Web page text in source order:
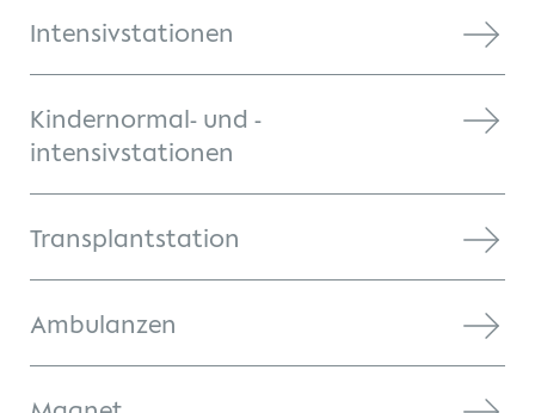
Intensivstationen
Kindernormal- und -
intensivstationen
Transplantstation
Ambulanzen